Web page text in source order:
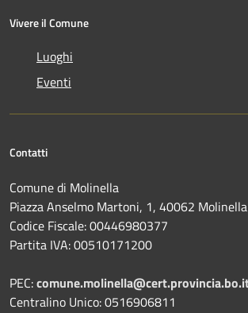
Vivere il Comune
Luoghi
Eventi
Contatti
Comune di Molinella
Piazza Anselmo Martoni, 1, 40062
Codice Fiscale: 00446980377
Partita IVA: 00510171200
PEC:
Centralino Unico: 0516906811